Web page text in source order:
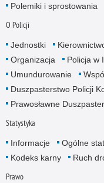
Polemiki i sprostowania
O Policji
Jednostki
Organizacja
Policja w
Umundurowanie
Duszpasterstwo Policji
Prawosławne
Statystyka
Informacje Ogólne
Kodeks karny
Ruch
Prawo